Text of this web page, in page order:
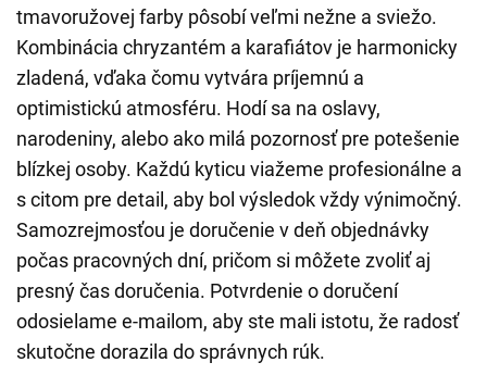
tmavoružovej farby pôsobí veľmi nežne a sviežo.
Kombinácia chryzantém a karafiátov je harmonicky
zladená, vďaka čomu vytvára príjemnú a
optimistickú atmosféru. Hodí sa na oslavy,
narodeniny, alebo ako milá pozornosť pre potešenie
blízkej osoby. Každú kyticu viažeme profesionálne a
s citom pre detail, aby bol výsledok vždy výnimočný.
Samozrejmosťou je doručenie v deň objednávky
počas pracovných dní, pričom si môžete zvoliť aj
presný čas doručenia. Potvrdenie o doručení
odosielame e-mailom, aby ste mali istotu, že radosť
skutočne dorazila do správnych rúk.